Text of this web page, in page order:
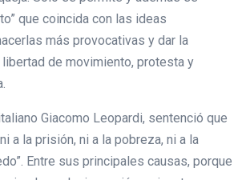
que coincida con las ideas
más provocativas y dar la
de movimiento, protesta y
Giacomo Leopardi, sentenció que
a la prisión, ni a la pobreza, ni a la
Entre sus principales causas, porque